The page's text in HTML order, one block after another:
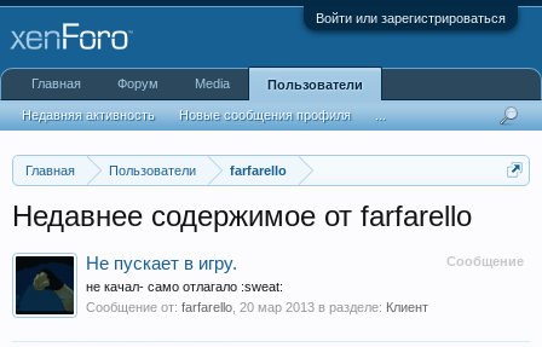
Войти или зарегистрироваться
Главная Пользователи farfarello
Недавнее содержимое от farfarello
Сообщение
Не пускает в игру.
не качал- само отлагало :sweat:
Сообщение от: farfarello 20 мар 2013 в разделе: Клиент
Главная Форум Media Пользователи
Недавняя активность Новые сообщения профиля